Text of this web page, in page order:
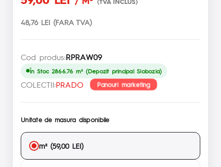
48,76 LEI (FARA TVA)
Cod produs:RPRAW09
În Stoc 2866.76 m² (Depozit principal Slobozia)
COLECTII:PRADO Panouri marketing
Unitate de masura disponibile
m² (59,00 LEI)